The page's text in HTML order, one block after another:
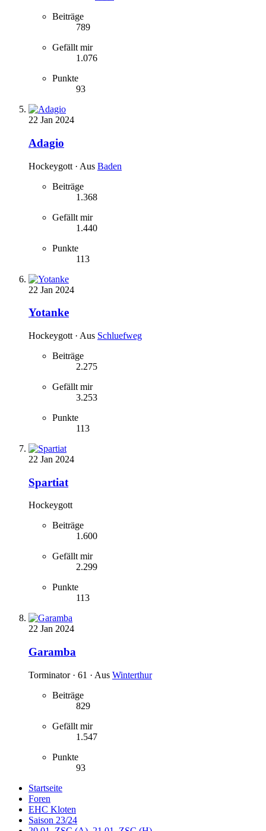
Beiträge
789
Gefällt mir
1.076
Punkte
93
22 Jan 2024
Adagio
Hockeygott · Aus Baden
Beiträge
1.368
Gefällt mir
1.440
Punkte
113
22 Jan 2024
Yotanke
Hockeygott · Aus Schluefweg
Beiträge
2.275
Gefällt mir
3.253
Punkte
113
22 Jan 2024
Spartiat
Hockeygott
Beiträge
1.600
Gefällt mir
2.299
Punkte
113
22 Jan 2024
Garamba
Torminator · 61 · Aus Winterthur
Beiträge
829
Gefällt mir
1.547
Punkte
93
Startseite
Foren
EHC Kloten
Saison 23/24